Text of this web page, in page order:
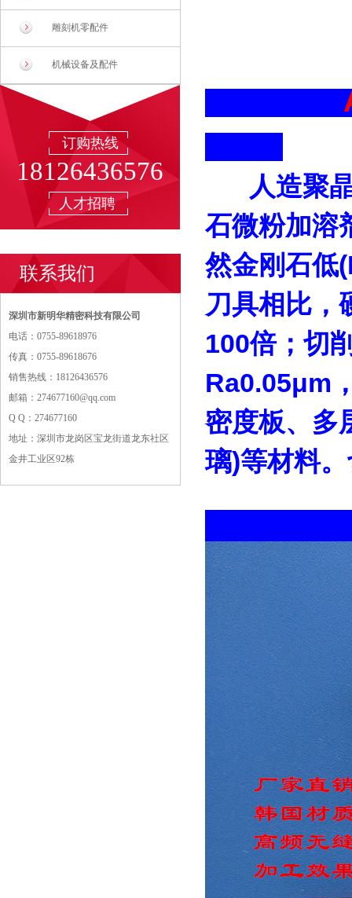
雕刻机零配件
机械设备及配件
订购热线
18126436576
人才招聘
联系我们
深圳市新明华精密科技有限公司
电话：0755-89618976
传真：0755-89618676
销售热线：18126436576
邮箱：274677160@qq.com
Q Q：274677160
地址：深圳市龙岗区宝龙街道龙东社区
金井工业区92栋
人造聚
石微粉加溶
然金刚石低
刀具相比，
100倍；切
Ra0.05μm
密度板、多
璃)等材料